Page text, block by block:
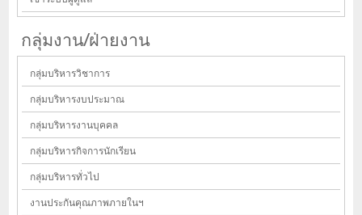
กลุ่มงาน/ฝ่ายงาน
กลุ่มบริหารวิชาการ
กลุ่มบริหารงบประมาณ
กลุ่มบริหารงานบุคคล
กลุ่มบริหารกิจการนักเรียน
กลุ่มบริหารทั่วไป
งานประกันคุณภาพภายในฯ